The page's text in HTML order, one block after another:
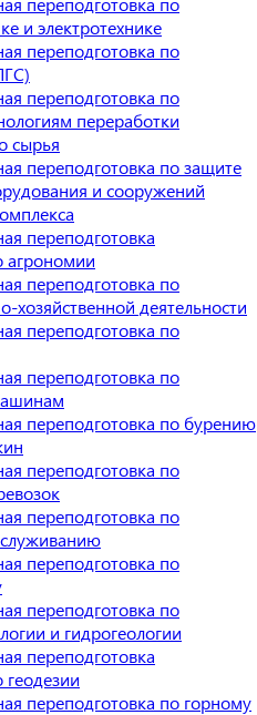
и электротехнике
переподготовка по
переподготовка по
переработки
сырья
переподготовка по защите
и сооружений
переподготовка
агрономии
переподготовка по
хозяйственной деятельности
переподготовка по
переподготовка по
переподготовка по бурению
переподготовка по
переподготовка по
переподготовка по
переподготовка по
и гидрогеологии
переподготовка
геодезии
переподготовка по горному